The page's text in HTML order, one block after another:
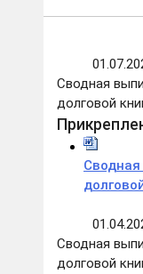
Сводная
долговой
Сводная
Сводная
долговой